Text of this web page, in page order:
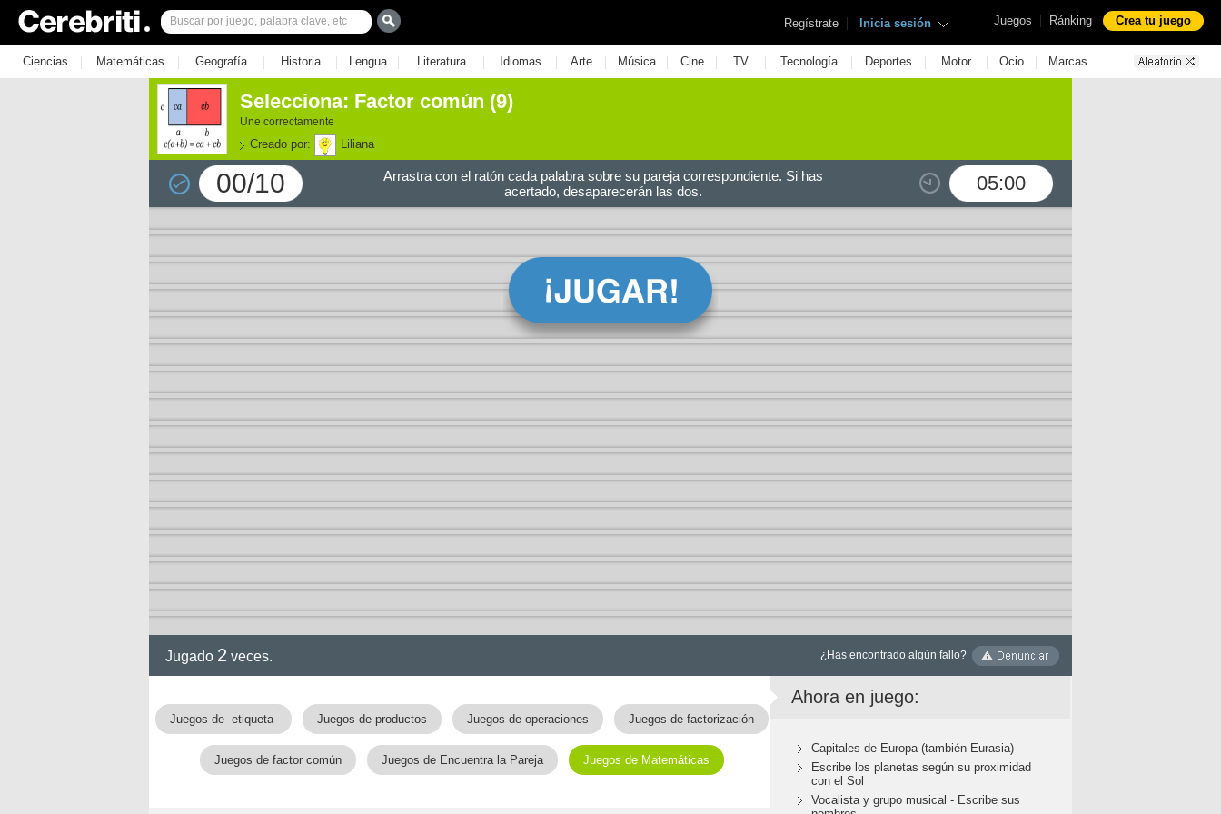
Juegos | Ránking Crea tu juego
Regístrate | Inicia sesión
Ciencias | Matemáticas | Geografía | Historia | Lengua | Literatura | Idiomas | Arte | Música | Cine | TV | Tecnología | Deportes | Motor | Ocio | Marcas
Selecciona: Factor común (9)
Une correctamente
Creado por: Liliana
00/10 05:00
Arrastra con el ratón cada palabra sobre su pareja correspondiente. Si has
acertado, desaparecerán las dos.
Jugado 2 veces. ¿Has encontrado algún fallo?
Juegos de -etiqueta- Juegos de productos Juegos de operaciones Juegos de factorización
Juegos de factor común Juegos de Encuentra la Pareja Juegos de Matemáticas
Ahora en juego:
Capitales de Europa (también Eurasia)
Escribe los planetas según su proximidad
con el Sol
Vocalista y grupo musical - Escribe sus